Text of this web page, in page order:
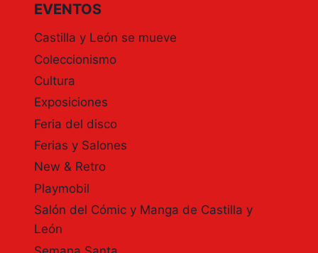
EVENTOS
Castilla y León se mueve
Coleccionismo
Cultura
Exposiciones
Feria del disco
Ferias y Salones
New & Retro
Playmobil
Salón del Cómic y Manga de Castilla y
León